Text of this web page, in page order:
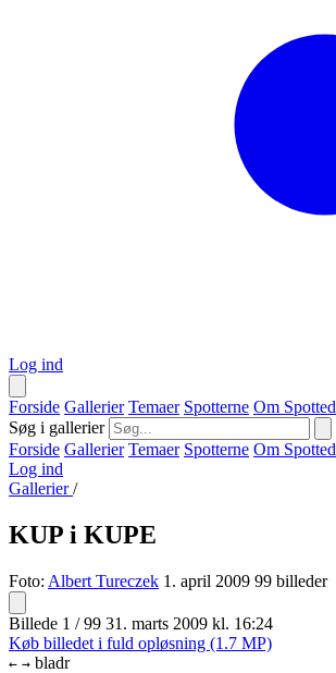
Log ind
Forside Gallerier Temaer Spotterne Om Spotted
Søg i gallerier
Forside Gallerier Temaer Spotterne Om Spotted
Log ind
Gallerier/
KUP i KUPE
Foto: Albert Tureczek 1. april 2009 99 billeder
Billede 1 / 99 31. marts 2009 kl. 16:24
Køb billedet i fuld opløsning (1.7 MP)
← → bladr